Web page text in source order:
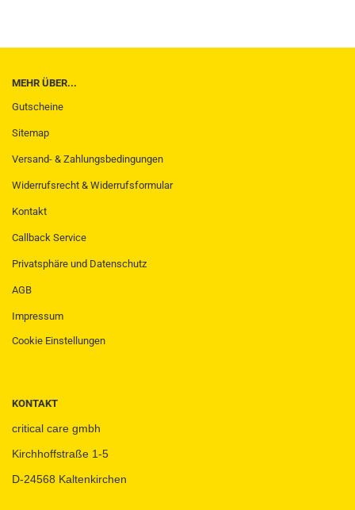
MEHR ÜBER...
Gutscheine
Sitemap
Versand- & Zahlungsbedingungen
Widerrufsrecht & Widerrufsformular
Kontakt
Callback Service
Privatsphäre und Datenschutz
AGB
Impressum
Cookie Einstellungen
KONTAKT
critical care gmbh
Kirchhoffstraße 1-5
D-24568 Kaltenkirchen